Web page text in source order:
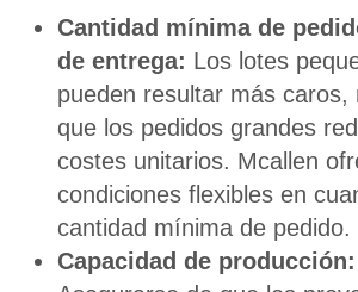
Cantidad mínima de
de entrega: Los lotes
pueden resultar más caros,
que los pedidos grandes
costes unitarios. Mcallen
condiciones flexibles en
cantidad mínima de pedido.
Capacidad de producción: